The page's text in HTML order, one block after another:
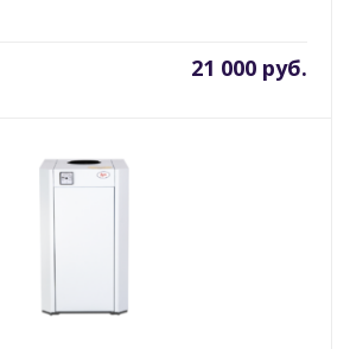
21 000 руб.